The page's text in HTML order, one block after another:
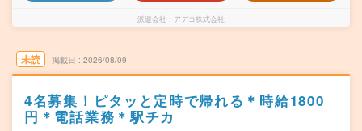
派遣会社 アデコ株式会社
未読 掲載日 2026/08/09
4名募集！ピタッと定時で帰れる＊時給1800
円＊電話業務＊駅チカ